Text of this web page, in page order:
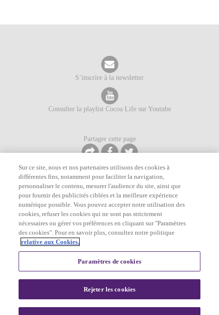
S’inscrire à la newsletter
Consulter la playlist Cocoa Life sur Youtube
Partager cette page
©2026 Mondelēz International. Tous droits réservés.
Notice sur la Confidentialité
Conditions de service
Plan du site
Contactez-nous
Politique des cookies
Sur ce site, nous et nos partenaires utilisons des cookies à
différentes fins, notamment pour faciliter la navigation,
personnaliser le contenu, mesurer l'audience du site, ainsi que
pour fournir des publicités ciblées et la meilleure expérience
numérique possible. Vous pouvez accepter notre utilisation des
cookies, refuser les cookies qui ne sont pas strictement
nécessaires ou gérer vos préférences en cliquant sur "Paramètres
des cookies". Pour en savoir plus, consultez notre politique
relative aux Cookies.
Paramètres de cookies
Rejeter les cookies